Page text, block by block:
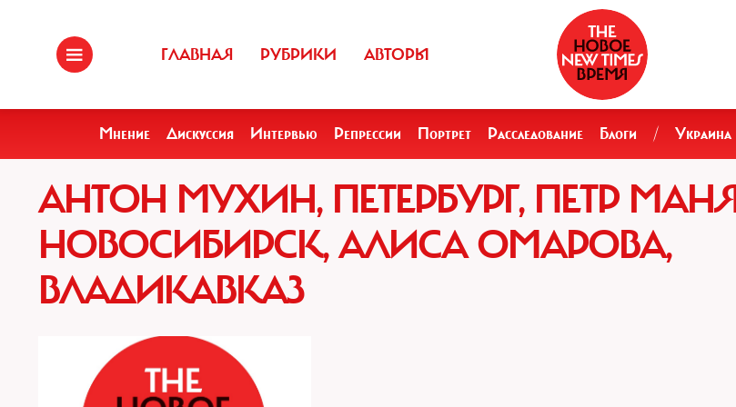
ГЛАВНАЯ РУБРИКИ АВТОРЫ
Мнение Дискуссия Интервью Репрессии Портрет Расследование Блоги / Украина
АНТОН МУХИН, ПЕТЕРБУРГ, ПЕТР
НОВОСИБИРСК, АЛИСА ОМАРОВА,
ВЛАДИКАВКАЗ